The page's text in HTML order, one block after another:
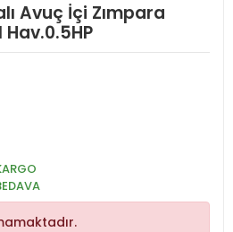
Avuç İçi Zımpara
Hav.0.5HP